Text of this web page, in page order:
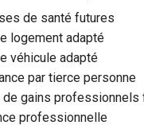
de santé futures
logement adapté
véhicule adapté
par tierce personne
de gains professionnels
professionnelle